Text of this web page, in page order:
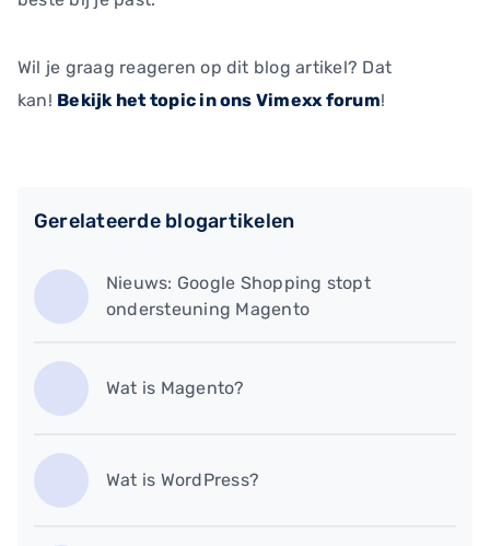
Wil je graag reageren op dit blog artikel? Dat
kan! Bekijk het topic in ons Vimexx forum!
Gerelateerde blogartikelen
Nieuws: Google Shopping stopt
ondersteuning Magento
Wat is Magento?
Wat is WordPress?